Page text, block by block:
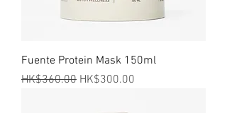
Fuente Protein Mask 150ml
一般價格
HK$360.00 促銷價格
HK$300.00